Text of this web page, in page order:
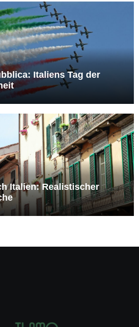
Italiens Tag der
Italien: Realistischer